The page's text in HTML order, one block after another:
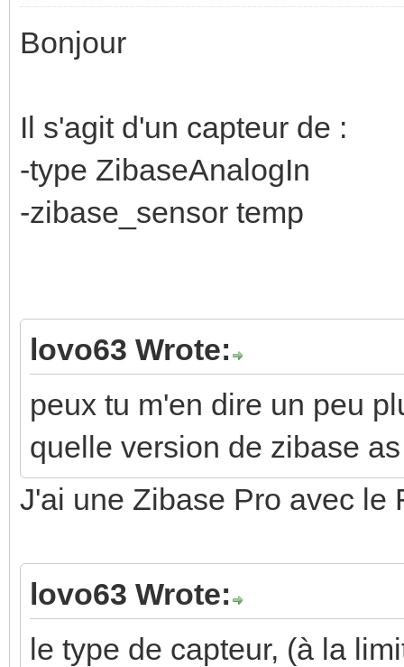
Bonjour
Il s'agit d'un capteur de :
-type ZibaseAnalogIn
-zibase_sensor temp
lovo63 Wrote:
peux tu m'en dire un peu
quelle version de zibase
J'ai une Zibase Pro avec le
lovo63 Wrote:
le type de capteur, (à la